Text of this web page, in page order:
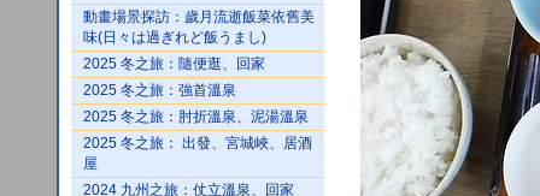
動畫場景探訪：歲月流逝飯菜依舊美
味(日々は過ぎれど飯うまし)
2025 冬之旅：隨便逛、回家
2025 冬之旅：強首溫泉
2025 冬之旅：肘折溫泉、泥湯溫泉
2025 冬之旅： 出發、宮城峽、居酒
屋
2024 九州之旅：仗立溫泉、回家